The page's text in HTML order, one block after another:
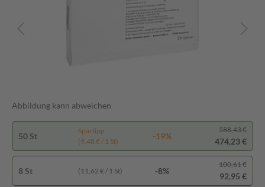
Abbildung kann abweichen
50 St
Spartipp
(9,48 € / 1 St)
-19%
588,43 €
474,23 €
8 St (11,62 € / 1 St) -8%
100,61 €
92,95 €